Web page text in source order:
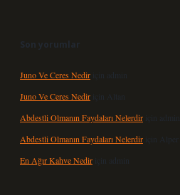
Son yorumlar
Juno Ve Ceres Nedir için
admin
Juno Ve Ceres Nedir için Altan
Abdestli Olmanın Faydaları Nelerdir için
admin
Abdestli Olmanın Faydaları Nelerdir için Alper
En Ağır Kahve Nedir için admin